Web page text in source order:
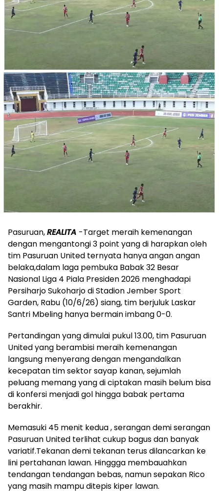
Pasuruan,REALITA -Target meraih kemenangan
dengan mengantongi 3 point yang di harapkan oleh
tim Pasuruan United ternyata hanya angan angan
belaka,dalam laga pembuka Babak 32 Besar
Nasional Liga 4 Piala Presiden 2026 menghadapi
Persiharjo Sukoharjo di Stadion Jember Sport
Garden, Rabu (10/6/26) siang, tim berjuluk Laskar
Santri Mbeling hanya bermain imbang 0-0.
Pertandingan yang dimulai pukul 13.00, tim Pasuruan
United yang berambisi meraih kemenangan
langsung menyerang dengan mengandalkan
kecepatan tim sektor sayap kanan, sejumlah
peluang memang yang di ciptakan masih belum bisa
di konfersi menjadi gol hingga babak pertama
berakhir.
Memasuki 45 menit kedua , serangan demi serangan
Pasuruan United terlihat cukup bagus dan banyak
variatif.Tekanan demi tekanan terus dilancarkan ke
lini pertahanan lawan. Hinggga membauahkan
tendangan tendangan bebas, namun sepakan Rico
yang masih mampu ditepis kiper lawan.